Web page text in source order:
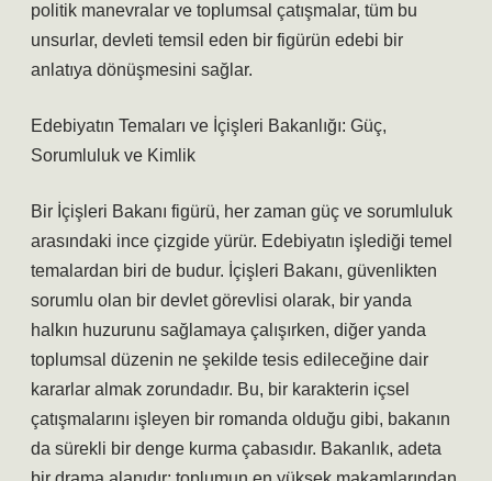
politik manevralar ve toplumsal çatışmalar, tüm bu
unsurlar, devleti temsil eden bir figürün edebi bir
anlatıya dönüşmesini sağlar.
Edebiyatın Temaları ve İçişleri Bakanlığı: Güç,
Sorumluluk ve Kimlik
Bir İçişleri Bakanı figürü, her zaman güç ve sorumluluk
arasındaki ince çizgide yürür. Edebiyatın işlediği temel
temalardan biri de budur. İçişleri Bakanı, güvenlikten
sorumlu olan bir devlet görevlisi olarak, bir yanda
halkın huzurunu sağlamaya çalışırken, diğer yanda
toplumsal düzenin ne şekilde tesis edileceğine dair
kararlar almak zorundadır. Bu, bir karakterin içsel
çatışmalarını işleyen bir romanda olduğu gibi, bakanın
da sürekli bir denge kurma çabasıdır. Bakanlık, adeta